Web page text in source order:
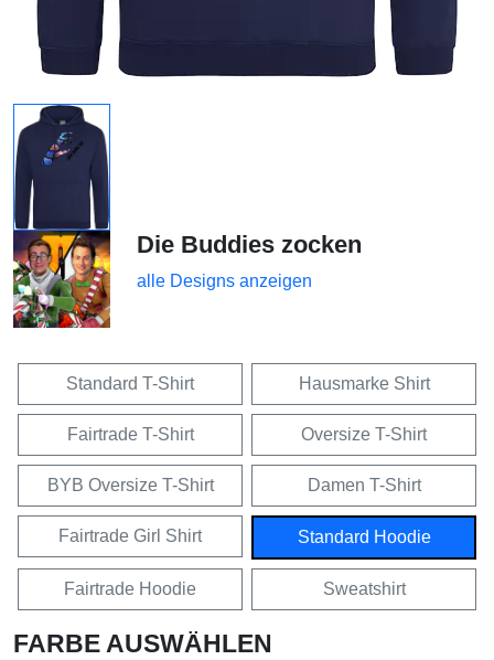
Die Buddies zocken
alle Designs anzeigen
Standard T-Shirt Hausmarke Shirt
Fairtrade T-Shirt Oversize T-Shirt
BYB Oversize T-Shirt Damen T-Shirt
Fairtrade Girl Shirt Standard Hoodie
Fairtrade Hoodie Sweatshirt
FARBE AUSWÄHLEN